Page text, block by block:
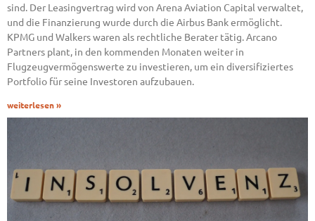
sind. Der Leasingvertrag wird von Arena Aviation Capital verwaltet,
und die Finanzierung wurde durch die Airbus Bank ermöglicht.
KPMG und Walkers waren als rechtliche Berater tätig. Arcano
Partners plant, in den kommenden Monaten weiter in
Flugzeugvermögenswerte zu investieren, um ein diversifiziertes
Portfolio für seine Investoren aufzubauen.
weiterlesen »